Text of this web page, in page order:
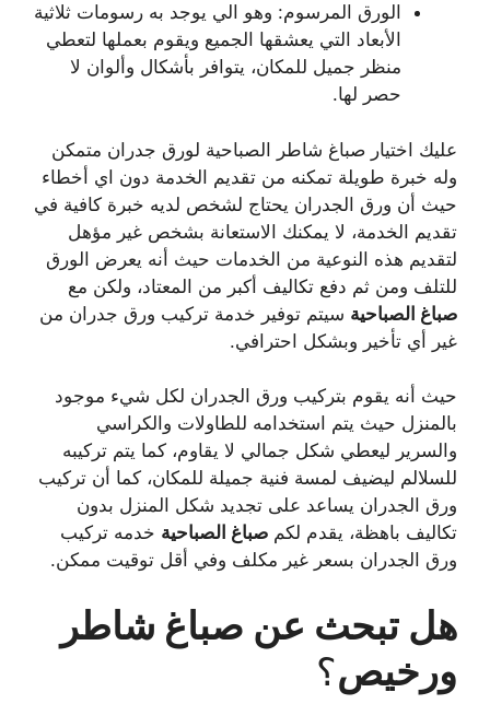
الورق المرسوم: وهو الي يوجد به رسومات ثلاثية
الأبعاد التي يعشقها الجميع ويقوم بعملها لتعطي
منظر جميل للمكان، يتوافر بأشكال وألوان لا
حصر لها.
عليك اختيار صباغ شاطر الصباحية لورق جدران متمكن
وله خبرة طويلة تمكنه من تقديم الخدمة دون اي أخطاء
حيث أن ورق الجدران يحتاج لشخص لديه خبرة كافية في
تقديم الخدمة، لا يمكنك الاستعانة بشخص غير مؤهل
لتقديم هذه النوعية من الخدمات حيث أنه يعرض الورق
للتلف ومن ثم دفع تكاليف أكبر من المعتاد، ولكن مع
صباغ الصباحية سيتم توفير خدمة تركيب ورق جدران من
غير أي تأخير وبشكل احترافي.
حيث أنه يقوم بتركيب ورق الجدران لكل شيء موجود
بالمنزل حيث يتم استخدامه للطاولات والكراسي
والسرير ليعطي شكل جمالي لا يقاوم، كما يتم تركيبه
للسلالم ليضيف لمسة فنية جميلة للمكان، كما أن تركيب
ورق الجدران يساعد على تجديد شكل المنزل بدون
تكاليف باهظة، يقدم لكم صباغ الصباحية خدمه تركيب
ورق الجدران بسعر غير مكلف وفي أقل توقيت ممكن.
هل تبحث عن صباغ شاطر
ورخيص؟